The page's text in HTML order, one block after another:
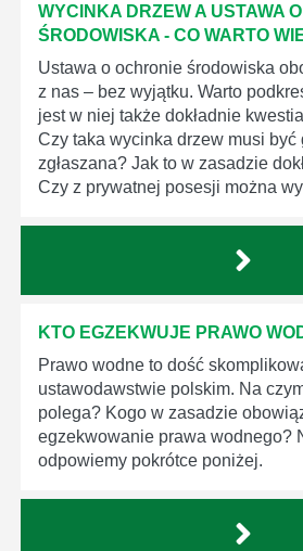
WYCINKA DRZEW A USTAWA
ŚRODOWISKA - CO WARTO
Ustawa o ochronie środowiska
z nas – bez wyjątku. Warto
jest w niej także dokładnie
Czy taka wycinka drzew musi
zgłaszana? Jak to w zasadzie
Czy z prywatnej posesji można
KTO EGZEKWUJE PRAWO
Prawo wodne to dość
ustawodawstwie polskim. Na
polega? Kogo w zasadzie
egzekwowanie prawa wodnego?
odpowiemy pokrótce poniżej.